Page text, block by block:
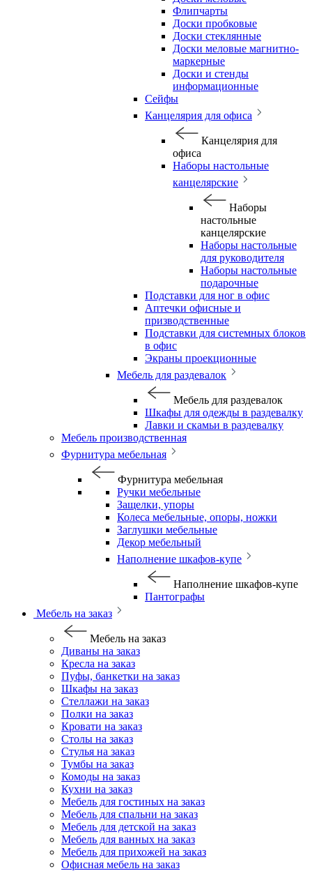
Флипчарты
Доски пробковые
Доски стеклянные
Доски меловые магнитно-
маркерные
Доски и стенды
информационные
Сейфы
Канцелярия для офиса
Канцелярия для
офиса
Наборы настольные
канцелярские
Наборы
настольные
канцелярские
Наборы настольные
для руководителя
Наборы настольные
подарочные
Подставки для ног в офис
Аптечки офисные и
призводственные
Подставки для системных блоков
в офис
Экраны проекционные
Мебель для раздевалок
Мебель для раздевалок
Шкафы для одежды в раздевалку
Лавки и скамьи в раздевалку
Мебель производственная
Фурнитура мебельная
Фурнитура мебельная
Ручки мебельные
Защелки, упоры
Колеса мебельные, опоры, ножки
Заглушки мебельные
Декор мебельный
Наполнение шкафов-купе
Наполнение шкафов-купе
Пантографы
Мебель на заказ
Мебель на заказ
Диваны на заказ
Кресла на заказ
Пуфы, банкетки на заказ
Шкафы на заказ
Стеллажи на заказ
Полки на заказ
Кровати на заказ
Столы на заказ
Стулья на заказ
Тумбы на заказ
Комоды на заказ
Кухни на заказ
Мебель для гостиных на заказ
Мебель для спальни на заказ
Мебель для детской на заказ
Мебель для ванных на заказ
Мебель для прихожей на заказ
Офисная мебель на заказ